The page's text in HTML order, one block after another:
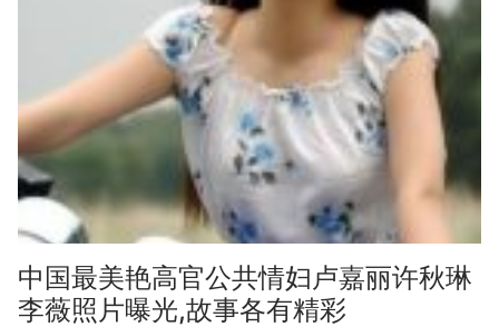
中国最美艳高官公共情妇卢嘉丽许秋琳
李薇照片曝光,故事各有精彩